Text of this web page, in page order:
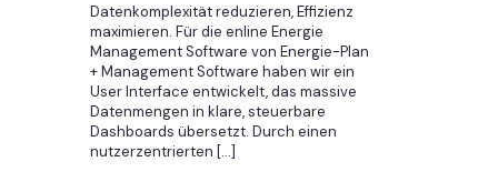
Datenkomplexität reduzieren, Effizienz
maximieren. Für die enline Energie
Management Software von Energie-Plan
+ Management Software haben wir ein
User Interface entwickelt, das massive
Datenmengen in klare, steuerbare
Dashboards übersetzt. Durch einen
nutzerzentrierten […]